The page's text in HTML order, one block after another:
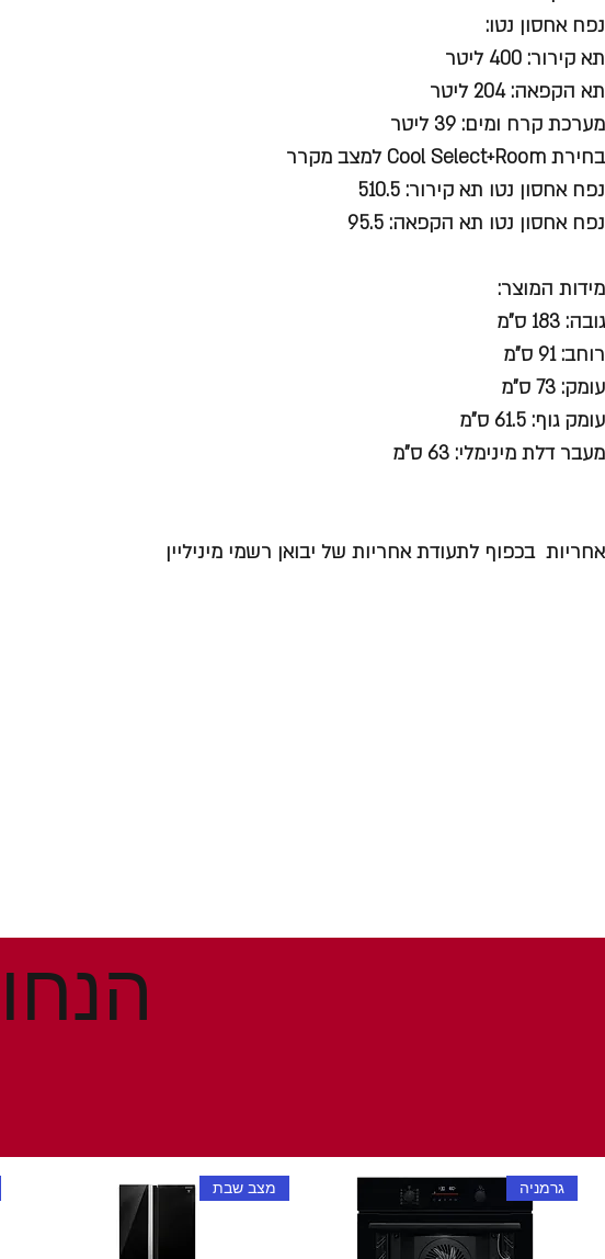
נפח אחסון נטו:
תא קירור: 400 ליטר
תא הקפאה: 204 ליטר
מערכת קרח ומים: 39 ליטר
בחירת Cool Select+Room למצב מקרר
נפח אחסון נטו תא קירור: 510.5
נפח אחסון נטו תא הקפאה: 95.5
מידות המוצר:
גובה: 183 ס"מ
רוחב: 91 ס"מ
עומק: 73 ס"מ
עומק גוף: 61.5 ס"מ
מעבר דלת מינימלי: 63 ס"מ
אחריות בכפוף לתעודת אחריות של יבואן רשמי מיניליין
גרמניה מצב שבת